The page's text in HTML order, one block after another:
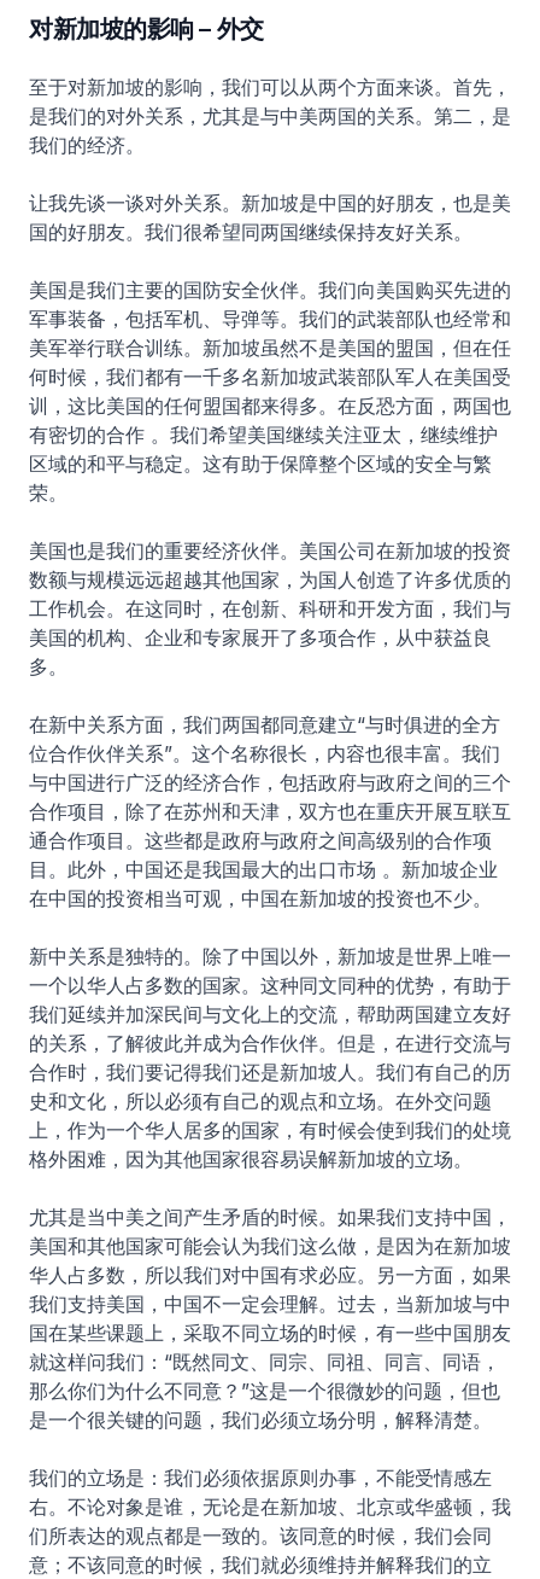
对新加坡的影响 – 外交
至于对新加坡的影响，我们可以从两个方面来谈。首先，
是我们的对外关系，尤其是与中美两国的关系。第二，是
我们的经济。
让我先谈一谈对外关系。新加坡是中国的好朋友，也是美
国的好朋友。我们很希望同两国继续保持友好关系。
美国是我们主要的国防安全伙伴。我们向美国购买先进的
军事装备，包括军机、导弹等。我们的武装部队也经常和
美军举行联合训练。新加坡虽然不是美国的盟国，但在任
何时候，我们都有一千多名新加坡武装部队军人在美国受
训，这比美国的任何盟国都来得多。在反恐方面，两国也
有密切的合作 。我们希望美国继续关注亚太，继续维护
区域的和平与稳定。这有助于保障整个区域的安全与繁
荣。
美国也是我们的重要经济伙伴。美国公司在新加坡的投资
数额与规模远远超越其他国家，为国人创造了许多优质的
工作机会。在这同时，在创新、科研和开发方面，我们与
美国的机构、企业和专家展开了多项合作，从中获益良
多。
在新中关系方面，我们两国都同意建立“与时俱进的全方
位合作伙伴关系”。这个名称很长，内容也很丰富。我们
与中国进行广泛的经济合作，包括政府与政府之间的三个
合作项目，除了在苏州和天津，双方也在重庆开展互联互
通合作项目。这些都是政府与政府之间高级别的合作项
目。此外，中国还是我国最大的出口市场 。新加坡企业
在中国的投资相当可观，中国在新加坡的投资也不少。
新中关系是独特的。除了中国以外，新加坡是世界上唯一
一个以华人占多数的国家。这种同文同种的优势，有助于
我们延续并加深民间与文化上的交流，帮助两国建立友好
的关系，了解彼此并成为合作伙伴。但是，在进行交流与
合作时，我们要记得我们还是新加坡人。我们有自己的历
史和文化，所以必须有自己的观点和立场。在外交问题
上，作为一个华人居多的国家，有时候会使到我们的处境
格外困难，因为其他国家很容易误解新加坡的立场。
尤其是当中美之间产生矛盾的时候。如果我们支持中国，
美国和其他国家可能会认为我们这么做，是因为在新加坡
华人占多数，所以我们对中国有求必应。另一方面，如果
我们支持美国，中国不一定会理解。过去，当新加坡与中
国在某些课题上，采取不同立场的时候，有一些中国朋友
就这样问我们：“既然同文、同宗、同祖、同言、同语，
那么你们为什么不同意？”这是一个很微妙的问题，但也
是一个很关键的问题，我们必须立场分明，解释清楚。
我们的立场是：我们必须依据原则办事，不能受情感左
右。不论对象是谁，无论是在新加坡、北京或华盛顿，我
们所表达的观点都是一致的。该同意的时候，我们会同
意；不该同意的时候，我们就必须维持并解释我们的立